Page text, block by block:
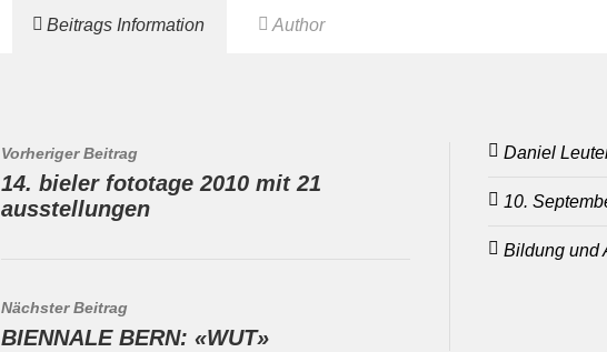
Beitrags Information Author
Daniel
10.
Bildung und
Vorheriger Beitrag
14. bieler fototage 2010 mit 21
ausstellungen
Nächster Beitrag
BIENNALE BERN: «WUT»